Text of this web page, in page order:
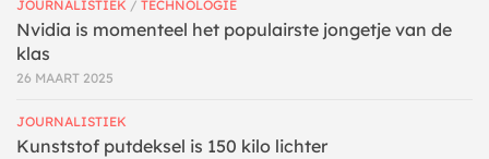
JOURNALISTIEK / TECHNOLOGIE
Nvidia is momenteel het populairste jongetje van de
klas
26 MAART 2025
JOURNALISTIEK
Kunststof putdeksel is 150 kilo lichter